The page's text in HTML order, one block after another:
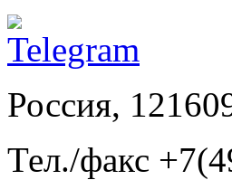
Россия,
Тел./факс